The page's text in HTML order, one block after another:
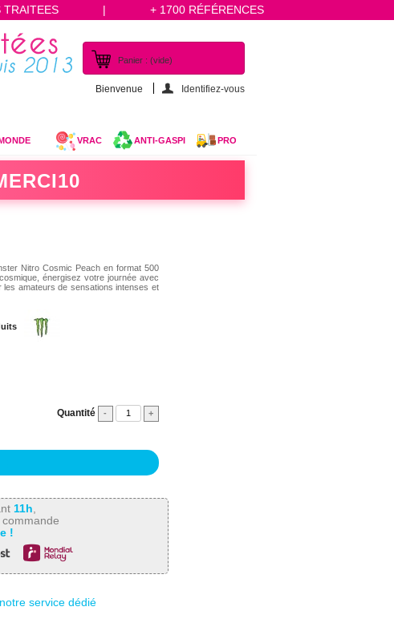
TRAITEES | + 1700 RÉFÉRENCES
Panier : (vide)
Bienvenue Identifiez-vous
VRAC ANTI-GASPI PRO
Nitro Cosmic Peach en format 500
énergisez votre journée avec
amateurs de sensations intenses et
Quantité - +
11h
!
service dédié